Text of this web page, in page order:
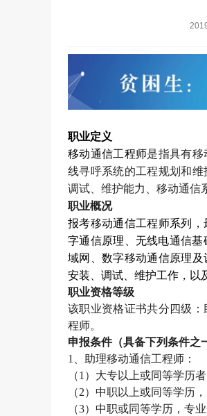
职业定义
移动通信工程师是指具有移
线寻呼系统的工程规划和维
调试、维护能力、移动通信
职业概况
报考移动通信工程师系列
字通信原理、无线电通信
域网、数字移动通信原理
安装、调试、维护工作，
职业资格等级
该职业资格证书共分四级
程师。
申报条件（具备下列条件之
1
、助理移动通信工程师：
（1 ）大专以上或同等学历者
（2）中职以上或同等学历
（3）中职或同等学历，专